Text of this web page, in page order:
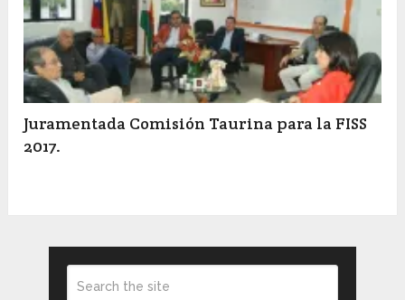
Juramentada Comisión Taurina para la FISS
2017.